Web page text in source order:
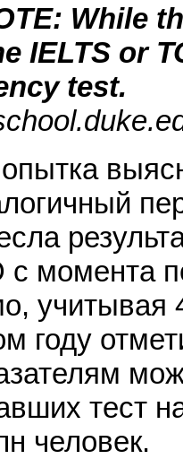
While
IELTS or
test.
момента
году
тест
человек.